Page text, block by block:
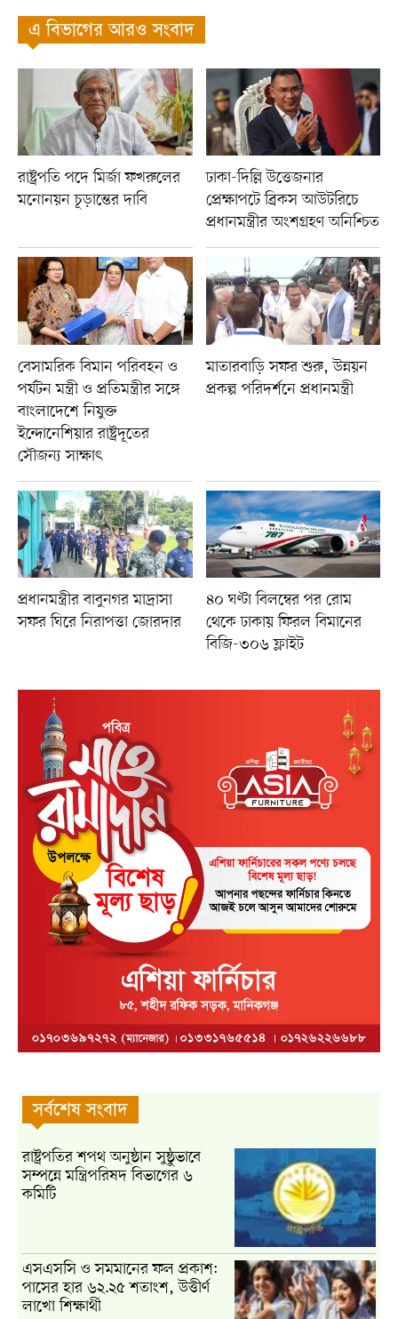
এ বিভাগের আরও সংবাদ
রাষ্ট্রপতি পদে মির্জা ফখরুলের
মনোনয়ন চূড়ান্তের দাবি
ঢাকা-দিল্লি উত্তেজনার
প্রেক্ষাপটে ব্রিকস আউটরিচে
প্রধানমন্ত্রীর অংশগ্রহণ অনিশ্চিত
বেসামরিক বিমান পরিবহন ও
পর্যটন মন্ত্রী ও প্রতিমন্ত্রীর সঙ্গে
বাংলাদেশে নিযুক্ত
ইন্দোনেশিয়ার রাষ্ট্রদূতের
সৌজন্য সাক্ষাৎ
মাতারবাড়ি সফর শুরু, উন্নয়ন
প্রকল্প পরিদর্শনে প্রধানমন্ত্রী
প্রধানমন্ত্রীর বাবুনগর মাদ্রাসা
সফর ঘিরে নিরাপত্তা জোরদার
৪০ ঘণ্টা বিলম্বের পর রোম
থেকে ঢাকায় ফিরল বিমানের
বিজি-৩০৬ ফ্লাইট
সর্বশেষ সংবাদ
রাষ্ট্রপতির শপথ অনুষ্ঠান সুষ্ঠুভাবে
সম্পন্নে মন্ত্রিপরিষদ বিভাগের ৬
কমিটি
এসএসসি ও সমমানের ফল প্রকাশ:
পাসের হার ৬২.২৫ শতাংশ, উত্তীর্ণ
লাখো শিক্ষার্থী